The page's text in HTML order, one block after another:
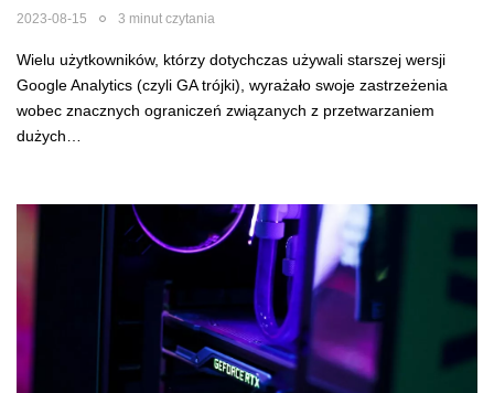
2023-08-15 3 minut czytania
Wielu użytkowników, którzy dotychczas używali starszej wersji
Google Analytics (czyli GA trójki), wyrażało swoje zastrzeżenia
wobec znacznych ograniczeń związanych z przetwarzaniem
dużych…